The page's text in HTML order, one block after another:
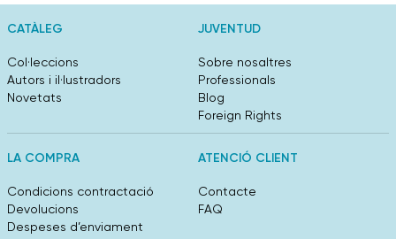
CATÀLEG
Col·leccions
Autors i il·lustradors
Novetats
JUVENTUD
Sobre nosaltres
Professionals
Blog
Foreign Rights
LA COMPRA
Condicions contractació
Devolucions
Despeses d’enviament
ATENCIÓ CLIENT
Contacte
FAQ